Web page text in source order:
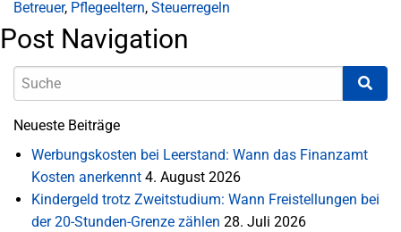
Betreuer, Pflegeeltern, Steuerregeln
Post Navigation
Neueste Beiträge
Werbungskosten bei Leerstand: Wann das Finanzamt
Kosten anerkennt 4. August 2026
Kindergeld trotz Zweitstudium: Wann Freistellungen bei
der 20-Stunden-Grenze zählen 28. Juli 2026